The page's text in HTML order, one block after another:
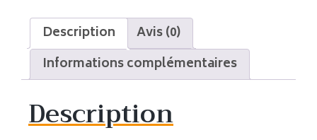
Description
Avis (0)
Informations complémentaires
Description